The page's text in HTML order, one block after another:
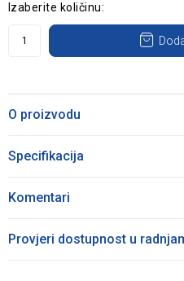
Izaberite količinu:
O proizvodu
Specifikacija
Komentari
Provjeri dostupnost u